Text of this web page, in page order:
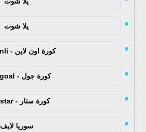
يلا شوت
كورة اون لاين - kora onli
كورة جول - kora goal
كورة ستار - kora star
سوريا لايف